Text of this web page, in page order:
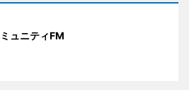
ュニティFM